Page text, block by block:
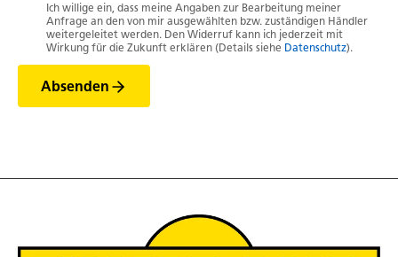
Ich willige ein, dass meine Angaben zur Bearbeitung meiner
Anfrage an den von mir ausgewählten bzw. zuständigen Händler
weitergeleitet werden. Den Widerruf kann ich jederzeit mit
Wirkung für die Zukunft erklären (Details siehe Datenschutz).
Absenden